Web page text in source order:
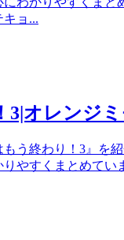
ョ...
3|オレンジ
う終わり！3』を
やすくまとめてい